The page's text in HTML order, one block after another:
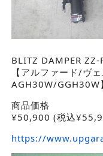
BLITZ DAMPER ZZ-
【アルファード/ヴ
AGH30W/
商品価格
¥50,900 (税込
https://